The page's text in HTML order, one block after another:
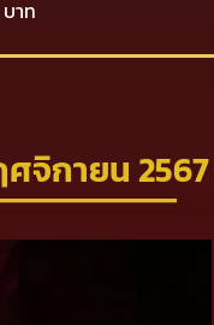
าท
จิกายน 2567